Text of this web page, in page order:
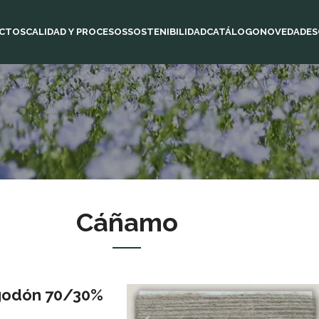
CALIDAD Y PROCESOSSOSTENIBILIDADCATÁLOGONOVEDADES
Cáñamo
70/30%